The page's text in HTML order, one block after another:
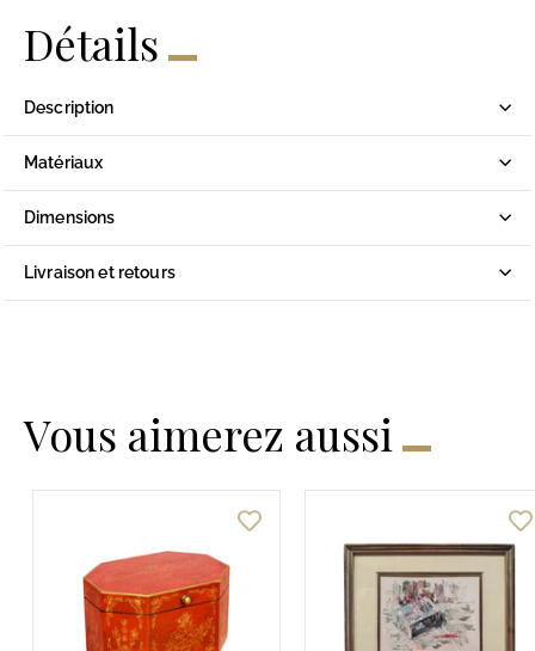
Détails
Description
Matériaux
Dimensions
Livraison et retours
Vous aimerez aussi